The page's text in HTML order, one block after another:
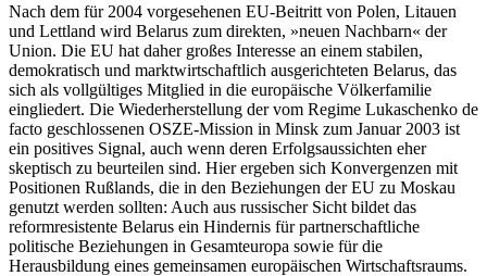
Nach dem für 2004 vorgesehenen EU-Beitritt von Polen, Litauen
und Lettland wird Belarus zum direkten, »neuen Nachbarn« der
Union. Die EU hat daher großes Interesse an einem stabilen,
demokratisch und marktwirtschaftlich ausgerichteten Belarus, das
sich als vollgültiges Mitglied in die europäische Völkerfamilie
eingliedert. Die Wiederherstellung der vom Regime Lukaschenko de
facto geschlossenen OSZE-Mission in Minsk zum Januar 2003 ist
ein positives Signal, auch wenn deren Erfolgsaussichten eher
skeptisch zu beurteilen sind. Hier ergeben sich Konvergenzen mit
Positionen Rußlands, die in den Beziehungen der EU zu Moskau
genutzt werden sollten: Auch aus russischer Sicht bildet das
reformresistente Belarus ein Hindernis für partnerschaftliche
politische Beziehungen in Gesamteuropa sowie für die
Herausbildung eines gemeinsamen europäischen Wirtschaftsraums.